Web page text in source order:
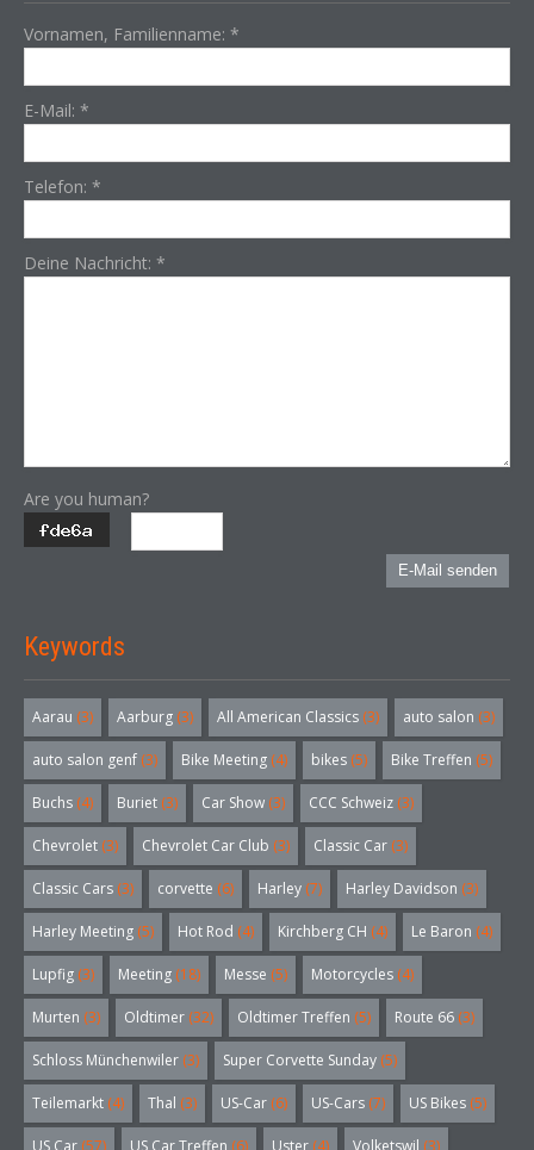
Vornamen, Familienname: *
E-Mail: *
Telefon: *
Deine Nachricht: *
Are you human?
E-Mail senden
Keywords
Aarau (3) Aarburg (3) All American Classics (3) auto salon (3)
auto salon genf (3) Bike Meeting (4) bikes (5) Bike Treffen (5)
Buchs (4) Buriet (3) Car Show (3) CCC Schweiz (3)
Chevrolet (3) Chevrolet Car Club (3) Classic Car (3)
Classic Cars (3) corvette (6) Harley (7) Harley Davidson (3)
Harley Meeting (5) Hot Rod (4) Kirchberg CH (4) Le Baron (4)
Lupfig (3) Meeting (18) Messe (5) Motorcycles (4)
Murten (3) Oldtimer (32) Oldtimer Treffen (5) Route 66 (3)
Schloss Münchenwiler (3) Super Corvette Sunday (5)
Teilemarkt (4) Thal (3) US-Car (6) US-Cars (7) US Bikes (5)
US Car (57) US Car Treffen (6) Uster (4) Volketswil (3)